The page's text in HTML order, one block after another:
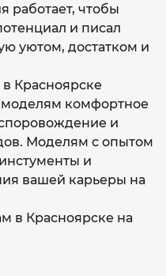
работает, чтобы
и писал
уютом, достатком и
Красноярске
комфортное
и
Моделям с опытом
и
вашей карьеры на
в Красноярске на